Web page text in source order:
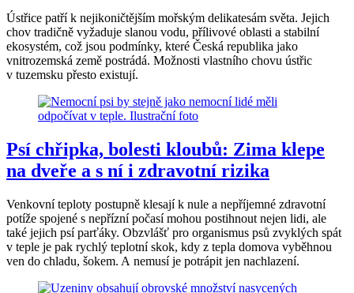
Ústřice patří k nejikoničtějším mořským delikatesám světa. Jejich
chov tradičně vyžaduje slanou vodu, přílivové oblasti a stabilní
ekosystém, což jsou podmínky, které Česká republika jako
vnitrozemská země postrádá. Možnosti vlastního chovu ústřic
v tuzemsku přesto existují.
Psí chřipka, bolesti kloubů: Zima klepe
na dveře a s ní i zdravotní rizika
Venkovní teploty postupně klesají k nule a nepříjemné zdravotní
potíže spojené s nepřízní počasí mohou postihnout nejen lidi, ale
také jejich psí parťáky. Obzvlášť pro organismus psů zvyklých spát
v teple je pak rychlý teplotní skok, kdy z tepla domova vyběhnou
ven do chladu, šokem. A nemusí je potrápit jen nachlazení.